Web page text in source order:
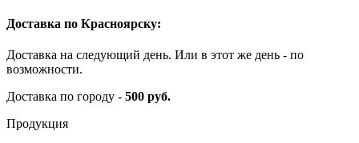
Доставка по Красноярску:
Доставка на следующий день. Или в этот же день - по
возможности.
Доставка по городу - 500 руб.
Продукция